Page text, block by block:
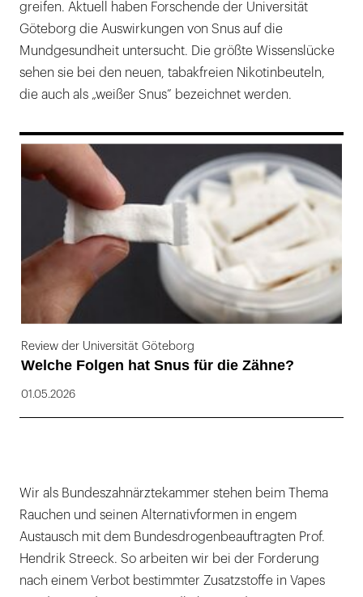
greifen. Aktuell haben Forschende der Universität
Göteborg die Auswirkungen von Snus auf die
Mundgesundheit untersucht. Die größte Wissenslücke
sehen sie bei den neuen, tabakfreien Nikotinbeuteln,
die auch als „weißer Snus” bezeichnet werden.
169
Review der Universität Göteborg
Welche Folgen hat Snus für die Zähne?
01.05.2026
Wir als Bundeszahnärztekammer stehen beim Thema
Rauchen und seinen Alternativformen in engem
Austausch mit dem Bundesdrogenbeauftragten Prof.
Hendrik Streeck. So arbeiten wir bei der Forderung
nach einem Verbot bestimmter Zusatzstoffe in Vapes